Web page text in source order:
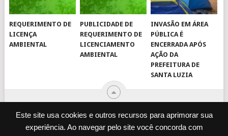
Este site usa cookies e outros recursos para aprimorar sua
experiência. Ao navegar pelo site você concorda com
REQUERIMENTO DE
LICENÇA
AMBIENTAL
PUBLICIDADE DE
REQUERIMENTO DE
LICENCIAMENTO
AMBIENTAL
INVASÃO EM ÁREA
PÚBLICA É
ENCERRADA APÓS
AÇÃO DA
PREFEITURA DE
SANTA LUZIA